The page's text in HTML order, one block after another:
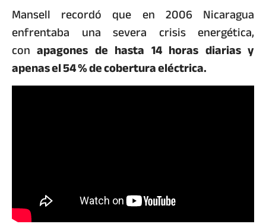
Mansell recordó que en 2006 Nicaragua
enfrentaba una severa crisis energética,
con apagones de hasta 14 horas diarias y
apenas el 54 % de cobertura eléctrica.